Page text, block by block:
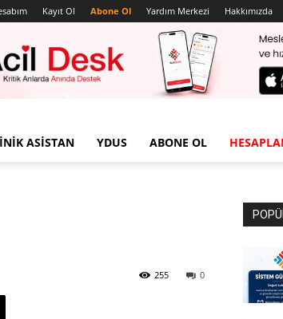
Kayıt Ol Abone Ol Yardım Merkezi Hakkımızda
ASISTAN YDUS ABONE OL
0
255